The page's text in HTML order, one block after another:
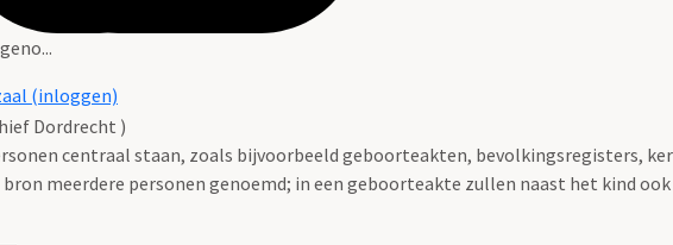
(inloggen)
Dordrecht )
centraal staan, zoals bijvoorbeeld geboorteakten, bevolkingsregisters,
meerdere personen genoemd; in een geboorteakte zullen naast het kind